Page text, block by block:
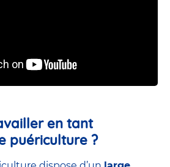
en tant
puériculture ?